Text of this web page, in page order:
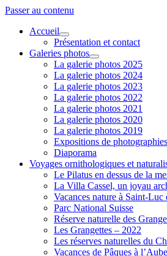
Passer au contenu
Accueil
ouvrir
menu
Présentation et contact
Galeries photos
ouvrir
menu
La galerie photos 2025
La galerie photos 2024
La galerie photos 2023
La galerie photos 2022
La galerie photos 2021
La galerie photos 2020
La galerie photos 2019
Expositions de
Diaporama
Voyages ornithologiques et
Le Pilatus en dessus de la
La Villa Cassel, un joyau
Vacances nature à Saint-Luc
Parc National Suisse
Réserve naturelle des
Les Grangettes – 2022
Les réserves naturelles du
Vacances de Pâques à